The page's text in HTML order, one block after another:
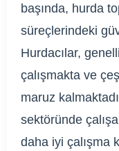
başında, hurda
süreçlerindeki
Hurdacılar,
çalışmakta ve
maruz
sektöründe
daha iyi çalışma